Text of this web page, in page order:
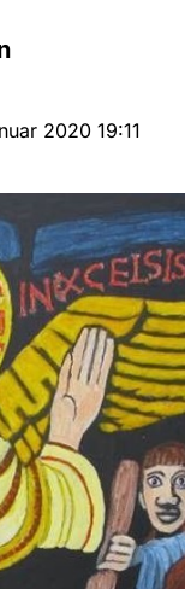
2020 19:11